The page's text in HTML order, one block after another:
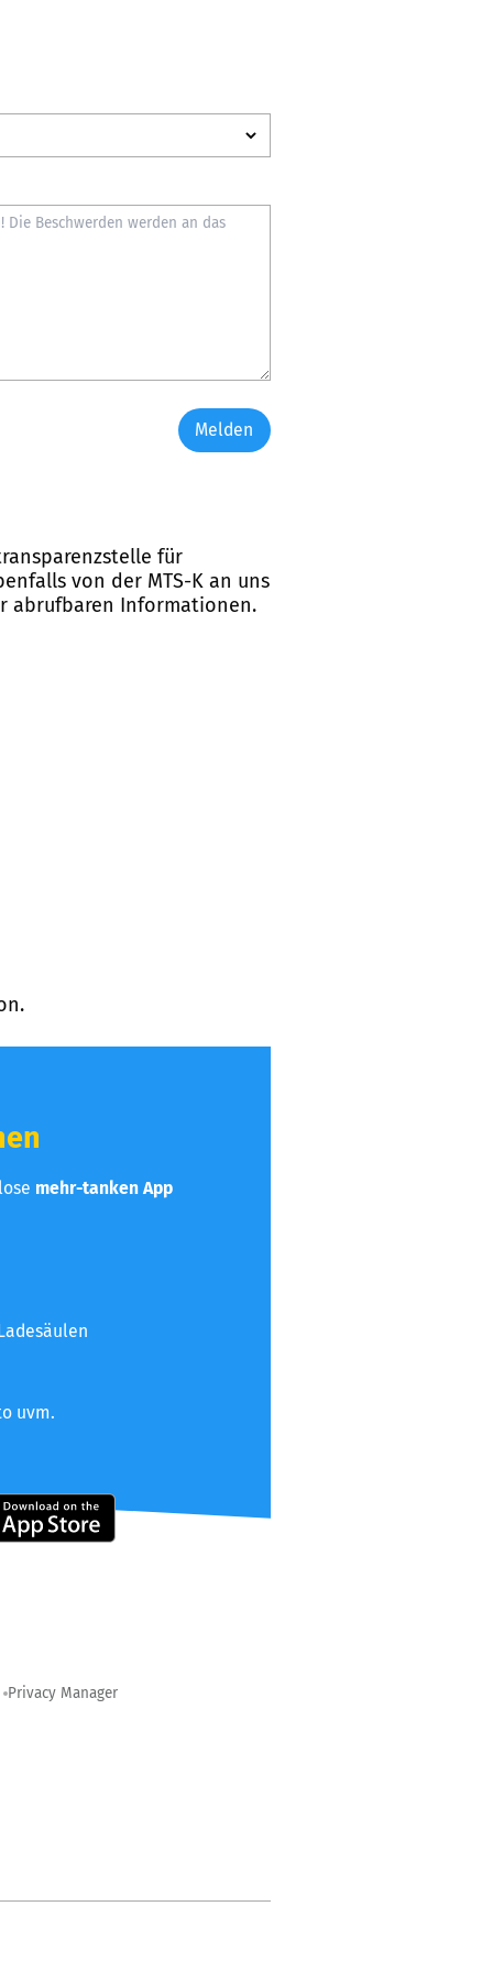
Melden
für
von der MTS-K an uns
abrufbaren Informationen.
mehr-tanken App
uvm.
Privacy Manager